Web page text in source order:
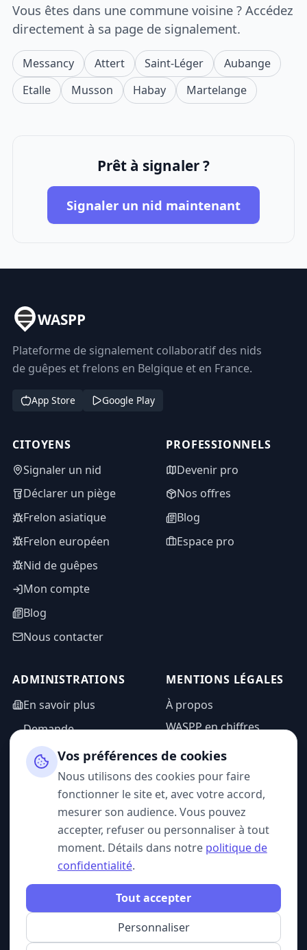
Vous êtes dans une commune voisine ? Accédez
directement à sa page de signalement.
Messancy Attert Saint-Léger
Aubange
Etalle
Musson Habay Martelange
Prêt à signaler ?
Signaler un nid maintenant
WASPP
Plateforme de signalement collaboratif des nids
de guêpes et frelons en Belgique et en France.
App Store Google Play
CITOYENS
Signaler un nid
Déclarer un piège
Frelon asiatique
Frelon européen
Nid de guêpes
Mon compte
Blog
Nous contacter
PROFESSIONNELS
Devenir pro
Nos offres
Blog
Espace pro
ADMINISTRATIONS
En savoir plus
Demande
d'information
Espace admin
MENTIONS LÉGALES
À propos
WASPP en chiffres
Mentions légales
Politique de
confidentialité
CGU
SUIVEZ-NOUS
© 2026 WASPP. Tous droits réservés.
Vos préférences de cookies
Nous utilisons des cookies pour faire
fonctionner le site et, avec votre accord,
mesurer son audience. Vous pouvez
accepter, refuser ou personnaliser à tout
moment. Détails dans notre politique de
confidentialité.
Personnaliser
Tout accepter